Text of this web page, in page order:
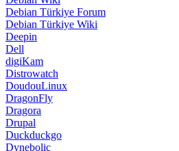
Debian Türkiye Forum
Debian Türkiye Wiki
Deepin
Dell
digiKam
Distrowatch
DoudouLinux
DragonFly
Dragora
Drupal
Duckduckgo
Dynebolic